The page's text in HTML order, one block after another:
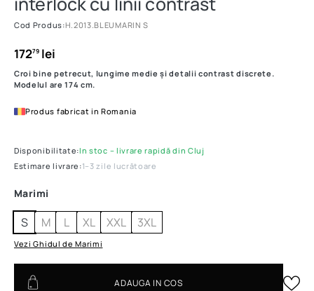
Cod Produs:H.2013.BLEUMARIN S
17279lei
Croi bine petrecut, lungime medie și detalii contrast discrete.
Modelul are 174 cm.
Produs fabricat in Romania
Disponibilitate:In stoc – livrare rapidă din Cluj
Estimare livrare:1–3 zile lucrătoare
Marimi
S M L XL XXL 3XL
Vezi Ghidul de Marimi
ADAUGA IN COS